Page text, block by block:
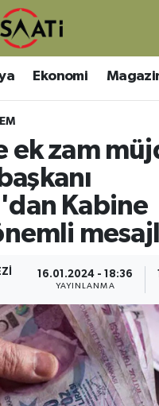
Ekonomi
ek zam
Kabine
16.01.2024 - 18:36
YAYINLANMA
Durumu ve Fikstür